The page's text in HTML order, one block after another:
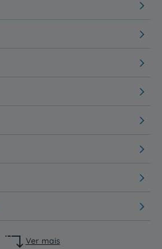
Ver mais